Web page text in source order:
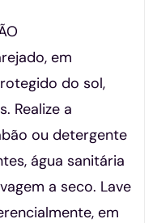
em
do sol,
Realize a
ou detergente
água sanitária
a seco. Lave
em